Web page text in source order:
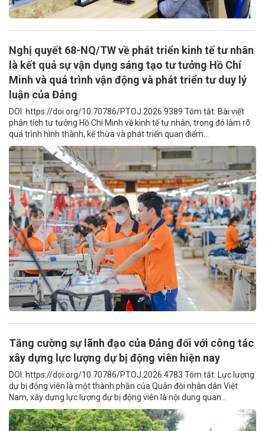
Nghị quyết 68-NQ/TW về phát triển kinh tế tư nhân
là kết quả sự vận dụng sáng tạo tư tưởng Hồ Chí
Minh và quá trình vận động và phát triển tư duy lý
luận của Đảng
DOI: https://doi.org/10.70786/PTOJ.2026.9389 Tóm tắt: Bài viết
phân tích tư tưởng Hồ Chí Minh về kinh tế tư nhân, trong đó làm rõ
quá trình hình thành, kế thừa và phát triển quan điểm...
Tăng cường sự lãnh đạo của Đảng đối với công tác
xây dựng lực lượng dự bị động viên hiện nay
DOI: https://doi.org/10.70786/PTOJ.2026.4783 Tóm tắt: Lực lượng
dự bị động viên là một thành phần của Quân đội nhân dân Việt
Nam, xây dựng lực lượng dự bị động viên là nội dung quan...